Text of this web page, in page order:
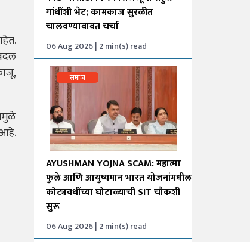
गांधींशी भेट; कामकाज सुरळीत
चालवण्याबाबत चर्चा
06 Aug 2026 | 2 min(s) read
समाज
AYUSHMAN YOJNA SCAM: महात्मा
फुले आणि आयुष्यमान भारत योजनांमधील
कोट्यवधींच्या घोटाळ्याची SIT चौकशी
सुरू
06 Aug 2026 | 2 min(s) read